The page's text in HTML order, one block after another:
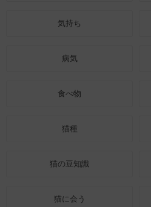
気持ち
病気
食べ物
猫種
猫の豆知識
猫に会う